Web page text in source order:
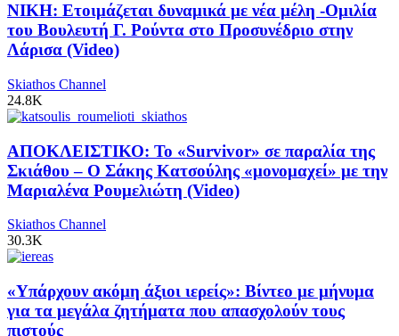
ΝΙΚΗ: Ετοιμάζεται δυναμικά με νέα μέλη -Ομιλία
του Βουλευτή Γ. Ρούντα στο Προσυνέδριο στην
Λάρισα (Video)
Skiathos Channel
24.8K
ΑΠΟΚΛΕΙΣΤΙΚΟ: Το «Survivor» σε παραλία της
Σκιάθου – Ο Σάκης Κατσούλης «μονομαχεί» με την
Μαριαλένα Ρουμελιώτη (Video)
Skiathos Channel
30.3K
«Υπάρχουν ακόμη άξιοι ιερείς»: Βίντεο με μήνυμα
για τα μεγάλα ζητήματα που απασχολούν τους
πιστούς